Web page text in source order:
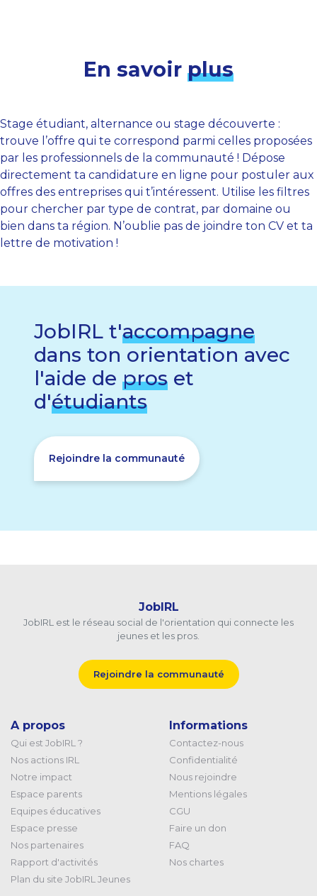
En savoir plus
Stage étudiant, alternance ou stage découverte :
trouve l’offre qui te correspond parmi celles proposées
par les professionnels de la communauté ! Dépose
directement ta candidature en ligne pour postuler aux
offres des entreprises qui t’intéressent. Utilise les filtres
pour chercher par type de contrat, par domaine ou
bien dans ta région. N’oublie pas de joindre ton CV et ta
lettre de motivation !
JobIRL t'accompagne
dans ton orientation avec
l'aide de pros et
d'étudiants
Rejoindre la communauté
JobIRL
JobIRL est le réseau social de l'orientation qui connecte les
jeunes et les pros.
Rejoindre la communauté
A propos
Qui est JobIRL ?
Nos actions IRL
Notre impact
Espace parents
Equipes éducatives
Espace presse
Nos partenaires
Rapport d'activités
Plan du site JobIRL Jeunes
Informations
Contactez-nous
Confidentialité
Nous rejoindre
Mentions légales
CGU
Faire un don
FAQ
Nos chartes